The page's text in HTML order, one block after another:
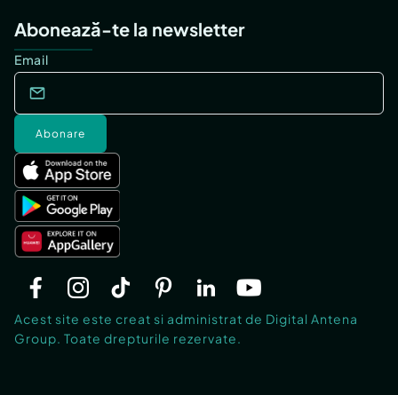
Abonează-te la newsletter
Email
Abonare
Acest site este creat si administrat de Digital Antena
Group. Toate drepturile rezervate.